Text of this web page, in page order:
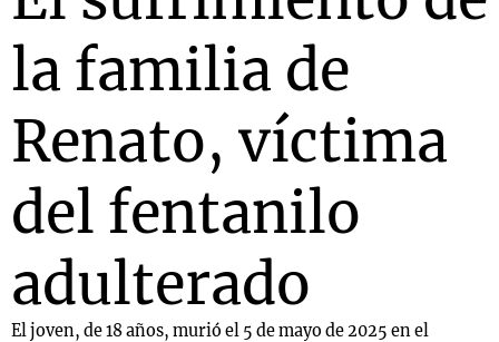
la familia de
Renato, víctima
del fentanilo
adulterado
El joven, de 18 años, murió el 5 de mayo de 2025 en el